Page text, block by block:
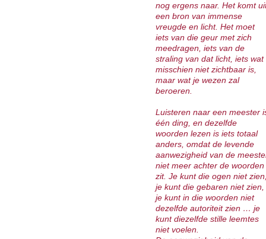
nog ergens naar. Het komt
een bron van immense
vreugde en licht. Het moet
iets van die geur met zich
meedragen, iets van de
straling van dat licht, iets wat
misschien niet zichtbaar is,
maar wat je wezen zal
beroeren.
Luisteren naar een meester
één ding, en dezelfde
woorden lezen is iets totaal
anders, omdat de levende
aanwezigheid van de
niet meer achter de woorden
zit. Je kunt die ogen niet
je kunt die gebaren niet zien,
je kunt in die woorden niet
dezelfde autoriteit zien … je
kunt diezelfde stille leemtes
niet voelen.